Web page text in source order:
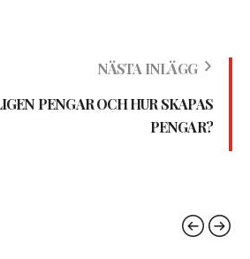
NÄSTA INLÄGG
PENGAR OCH HUR SKAPAS
PENGAR?